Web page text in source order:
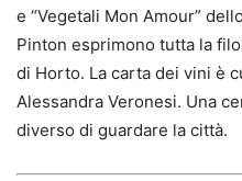
e “Vegetali Mon Amour”
Pinton esprimono tutta la
di Horto. La carta dei vini è
Alessandra Veronesi. Una
diverso di guardare la città.